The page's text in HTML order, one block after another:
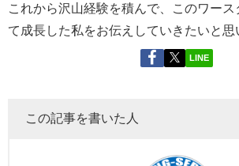
これから沢山経験を積んで、このワース
て成長した私をお伝えしていきたいと思
LINE
この記事を書いた人